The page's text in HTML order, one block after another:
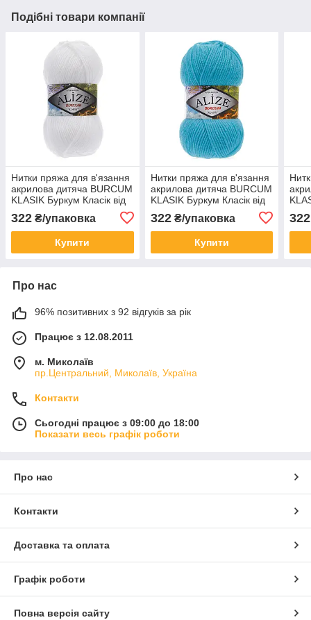
Подібні товари компанії
Нитки пряжа для в'язання
акрилова дитяча BURCUM
KLASIK Буркум Класік від
ALIZE Алізе № 55 - білий
322 ₴/упаковка
Купити
Нитки пряжа для в'язання
акрилова дитяча BURCUM
KLASIK Буркум Класік від
блакитний
322₴/упаковка
Купити
322
Про нас
96% позитивних з 92 відгуків за рік
Працює з 12.08.2011
м. Миколаїв
пр.Центральний, Миколаїв, Україна
Контакти
Сьогодні працює з 09:00 до 18:00
Показати весь графік роботи
Про нас
Контакти
Доставка та оплата
Графік роботи
Повна версія сайту